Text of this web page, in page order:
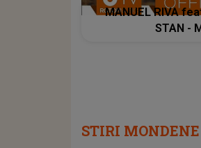
MANUEL RIVA
STAN -
STIRI MONDENE